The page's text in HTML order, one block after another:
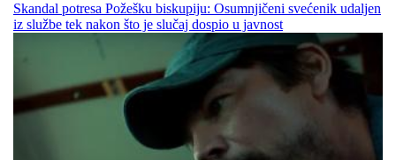
Skandal potresa Požešku biskupiju: Osumnjičeni svećenik udaljen
iz službe tek nakon što je slučaj dospio u javnost